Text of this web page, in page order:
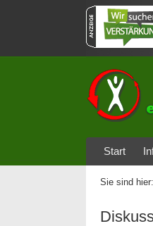
Start
Sie sind hier: